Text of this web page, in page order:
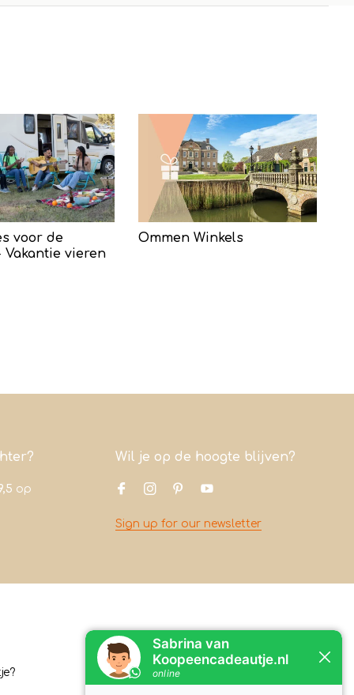
voor de
Vakantie vieren
Ommen Winkels
op
Wil je op de hoogte blijven?
Sign up for our newsletter
Contact
Koopeencadeautje.nl